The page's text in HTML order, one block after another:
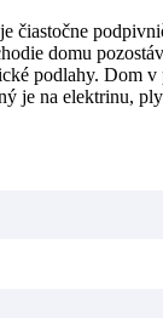
domu
podlahy. Dom
je na elektrinu,